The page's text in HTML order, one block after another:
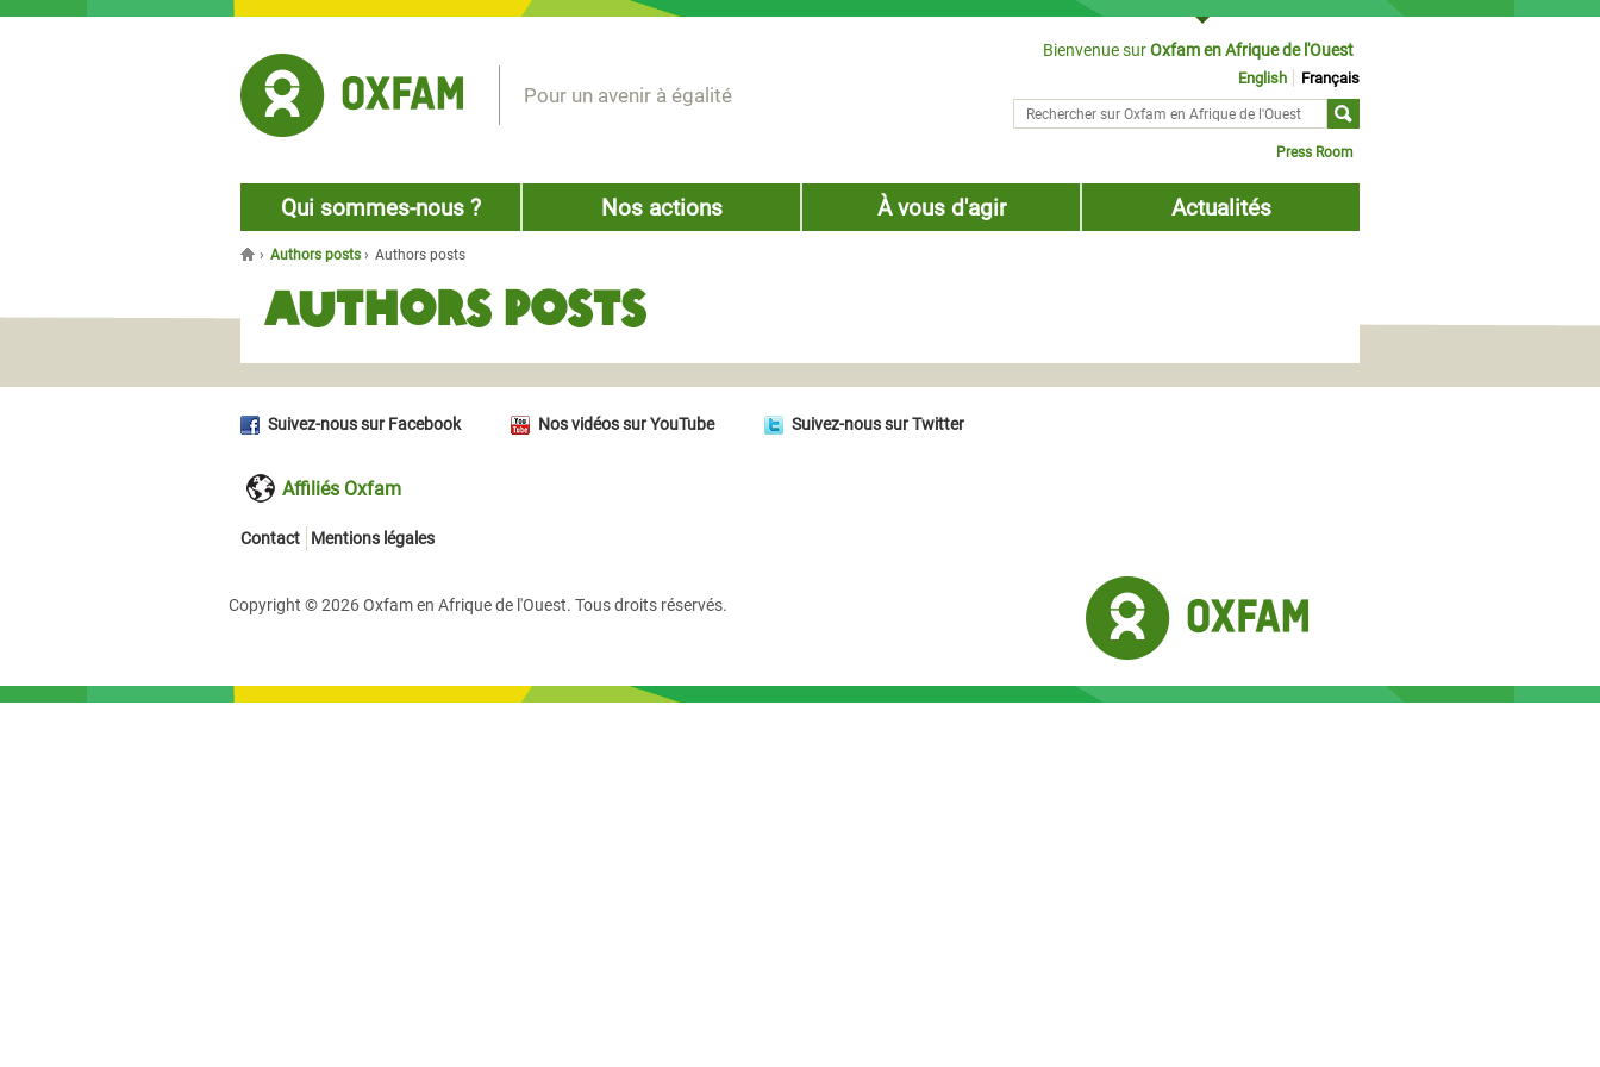
Bienvenue surOxfam en Afrique de l'Ouest
Pour un avenir à égalité
Rechercher sur
English Français
Press Room
Qui sommes-nous ? Nos actions À vous d'agir Actualités
› Authors posts › Authors posts
Authors posts
Suivez-nous sur Facebook Nos vidéos sur YouTube Suivez-nous sur Twitter
Affiliés Oxfam
Contact Mentions légales
Copyright © 2026 Oxfam en Afrique de l'Ouest. Tous droits réservés.